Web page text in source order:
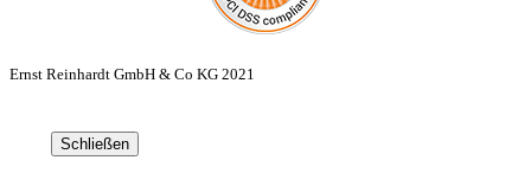
Ernst Reinhardt GmbH & Co KG 2021
Schließen